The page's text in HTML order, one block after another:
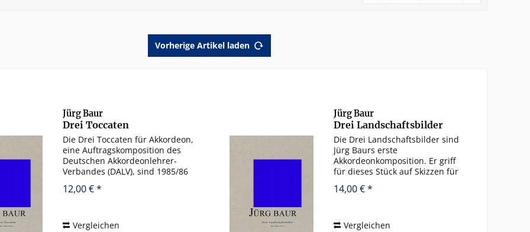
Vorherige Artikel laden
Jürg Baur
Drei Toccaten
Die Drei Toccaten für Akkordeon,
eine Auftragskomposition des
Deutschen Akkordeonlehrer-
Verbandes (DALV), sind 1985/86
Landschaftsbildern Jürg Baurs
12,00 € *
Vergleichen
Jürg Baur
Drei Landschaftsbilder
Die Drei Landschaftsbilder sind
Jürg Baurs erste
Akkordeonkomposition. Er griff
für dieses Stück auf Skizzen für
zurück, die er in Rückbesinnung
den Möglichkeiten...
14,00 € *
Vergleichen